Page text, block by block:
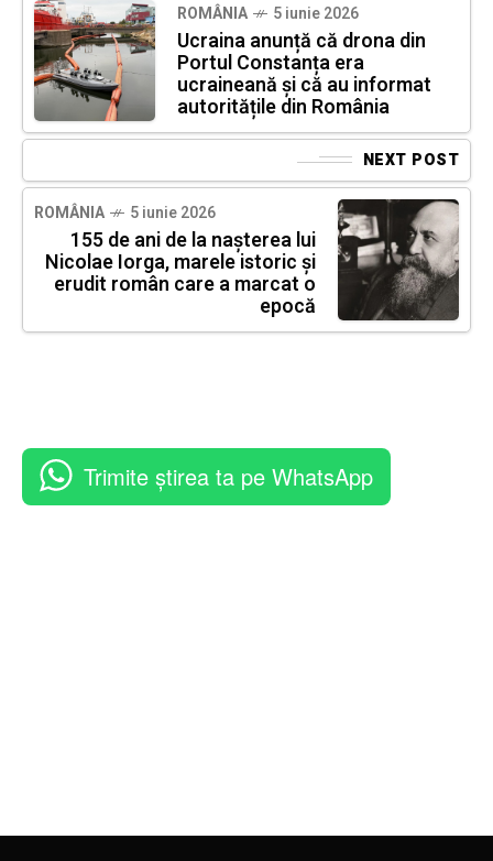
ROMÂNIA 5 iunie 2026
Ucraina anunță că drona din
Portul Constanța era
ucraineană și că au informat
autoritățile din România
NEXT POST
ROMÂNIA 5 iunie 2026
155 de ani de la nașterea lui
Nicolae Iorga, marele istoric și
erudit român care a marcat o
epocă
Trimite știrea ta pe WhatsApp